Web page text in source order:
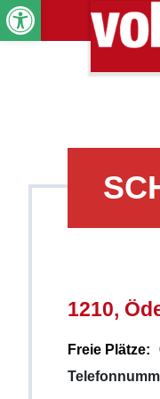
1210,
Freie Plätze: